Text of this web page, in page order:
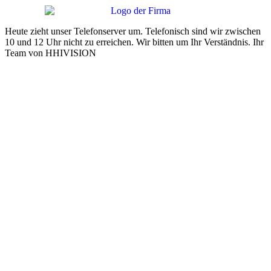
Heute zieht unser Telefonserver um. Telefonisch sind wir zwischen
10 und 12 Uhr nicht zu erreichen. Wir bitten um Ihr Verständnis. Ihr
Team von HHIVISION